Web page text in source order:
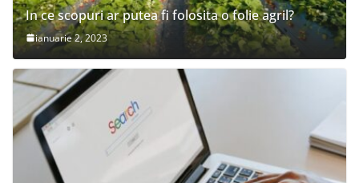
In ce scopuri ar putea fi folosita o folie agril?
ianuarie 2, 2023